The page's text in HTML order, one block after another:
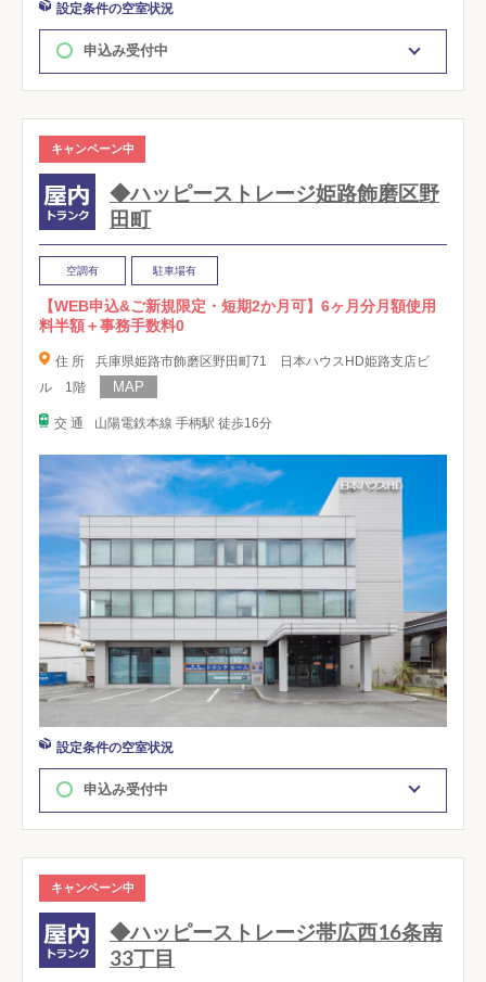
設定条件の空室状況
申込み受付中
キャンペーン中
◆ハッピーストレージ姫路飾磨区野
田町
空調有 駐車場有
【WEB申込&ご新規限定・短期2か月可】6ヶ月分月額使用
料半額＋事務手数料0
住 所
兵庫県姫路市飾磨区野田町71 日本ハウスHD姫路支店ビ
ル 1階
交 通 山陽電鉄本線 手柄駅 徒歩16分
設定条件の空室状況
申込み受付中
キャンペーン中
◆ハッピーストレージ帯広西16条南
33丁目